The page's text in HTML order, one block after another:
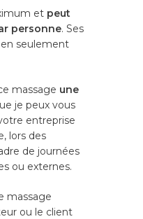
et peut
personne. Ses
seulement
massage une
je peux vous
entreprise
lors des
de journées
ou externes.
massage
ou le client
A propos
Compétences
Médecine Chinoise
Méthode JMV®
Réflexologie
Massages – Drainage
Bilan émotionnel
Mes Tarifs
Contact
Prendre RDV
Blog